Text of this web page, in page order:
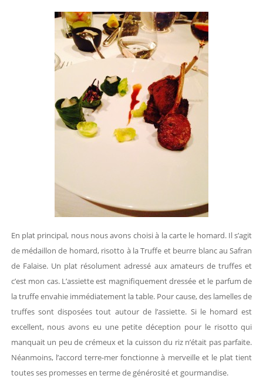
En plat principal, nous nous avons choisi à la carte le homard. Il s’agit
de médaillon de homard, risotto à la Truffe et beurre blanc au Safran
de Falaise. Un plat résolument adressé aux amateurs de truffes et
c’est mon cas. L’assiette est magnifiquement dressée et le parfum de
la truffe envahie immédiatement la table. Pour cause, des lamelles de
truffes sont disposées tout autour de l’assiette. Si le homard est
excellent, nous avons eu une petite déception pour le risotto qui
manquait un peu de crémeux et la cuisson du riz n’était pas parfaite.
Néanmoins, l’accord terre-mer fonctionne à merveille et le plat tient
toutes ses promesses en terme de générosité et gourmandise.